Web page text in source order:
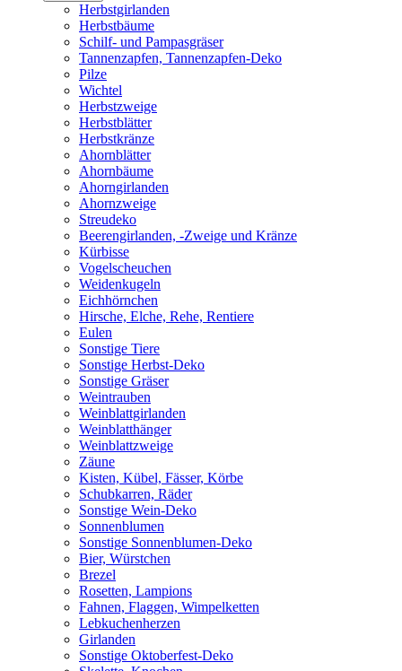
Herbstgirlanden
Herbstbäume
Schilf- und Pampasgräser
Tannenzapfen, Tannenzapfen-Deko
Pilze
Wichtel
Herbstzweige
Herbstblätter
Herbstkränze
Ahornblätter
Ahornbäume
Ahorngirlanden
Ahornzweige
Streudeko
Beerengirlanden, -Zweige und Kränze
Kürbisse
Vogelscheuchen
Weidenkugeln
Eichhörnchen
Hirsche, Elche, Rehe, Rentiere
Eulen
Sonstige Tiere
Sonstige Herbst-Deko
Sonstige Gräser
Weintrauben
Weinblattgirlanden
Weinblatthänger
Weinblattzweige
Zäune
Kisten, Kübel, Fässer, Körbe
Schubkarren, Räder
Sonstige Wein-Deko
Sonnenblumen
Sonstige Sonnenblumen-Deko
Bier, Würstchen
Brezel
Rosetten, Lampions
Fahnen, Flaggen, Wimpelketten
Lebkuchenherzen
Girlanden
Sonstige Oktoberfest-Deko